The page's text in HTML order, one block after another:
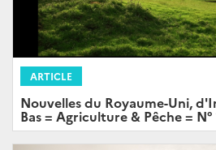
ARTICLE
Nouvelles du Royaume-Uni,
Bas = Agriculture & Pêche = N°